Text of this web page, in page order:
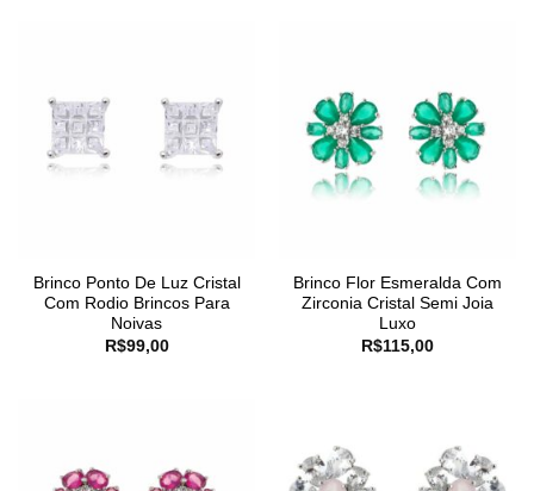
Brinco Ponto De Luz Cristal
Com Rodio Brincos Para
Noivas
R$99,00
Brinco Flor Esmeralda Com
Zirconia Cristal Semi Joia
Luxo
R$115,00